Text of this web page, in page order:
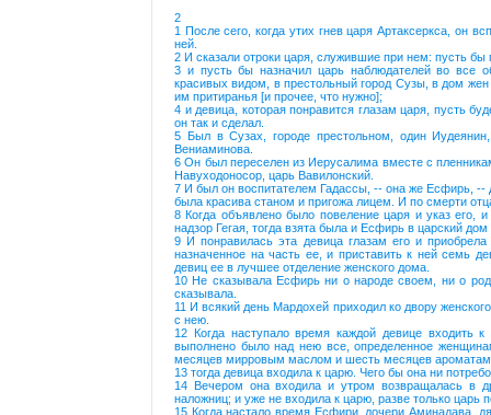
2
1 После сего, когда утих гнев царя Артаксеркса, он
ней.
2 И сказали отроки царя, служившие при нем: пусть
3 и пусть бы назначил царь наблюдателей во все
красивых видом, в престольный город Сузы, в дом
им притиранья [и прочее, что нужно];
4 и девица, которая понравится глазам царя, пусть
он так и сделал.
5 Был в Сузах, городе престольном, один
Вениаминова.
6 Он был переселен из Иерусалима вместе с
Навуходоносор, царь Вавилонский.
7 И был он воспитателем Гадассы, -- она же Есфирь, --
была красива станом и пригожа лицем. И по смерти
8 Когда объявлено было повеление царя и указ его,
надзор Гегая, тогда взята была и Есфирь в царский
9 И понравилась эта девица глазам его и
назначенное на часть ее, и приставить к ней семь
девиц ее в лучшее отделение женского дома.
10 Не сказывала Есфирь ни о народе своем, ни о
сказывала.
11 И всякий день Мардохей приходил ко двору
с нею.
12 Когда наступало время каждой девице входить
выполнено было над нею все, определенное
месяцев мирровым маслом и шесть месяцев
13 тогда девица входила к царю. Чего бы она ни
14 Вечером она входила и утром возвращалась в
наложниц; и уже не входила к царю, разве только
15 Когда настало время Есфири, дочери Аминадава,